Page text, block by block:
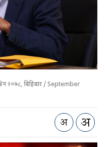
२०७८, बिहिबार / September